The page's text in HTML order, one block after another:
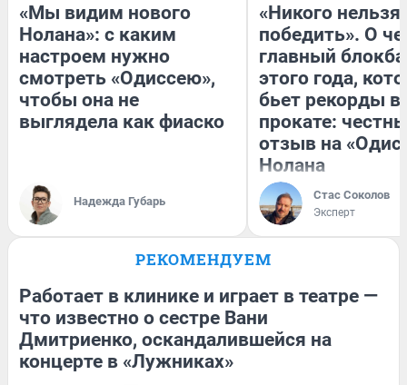
«Мы видим нового
Нолана»: с каким
настроем нужно
смотреть «Одиссею»,
чтобы она не
выглядела как фиаско
Надежда Губарь
«Никого нельзя
победить». О
главный
этого года,
бьет рекорды в
прокате:
отзыв на
Нолана
Стас Соколов
Эксперт
РЕКОМЕНДУЕМ
Работает в клинике и играет в театре —
что известно о сестре Вани
Дмитриенко, оскандалившейся на
концерте в «Лужниках»